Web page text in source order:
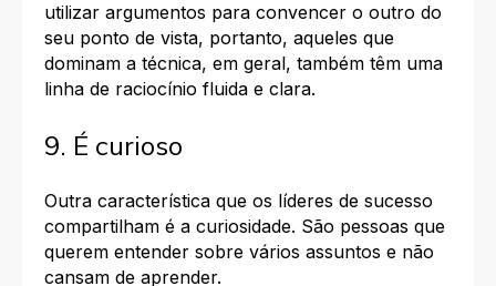
utilizar argumentos para convencer o outro do
seu ponto de vista, portanto, aqueles que
dominam a técnica, em geral, também têm uma
linha de raciocínio fluida e clara.
9. É curioso
Outra característica que os líderes de sucesso
compartilham é a curiosidade. São pessoas que
querem entender sobre vários assuntos e não
cansam de aprender.